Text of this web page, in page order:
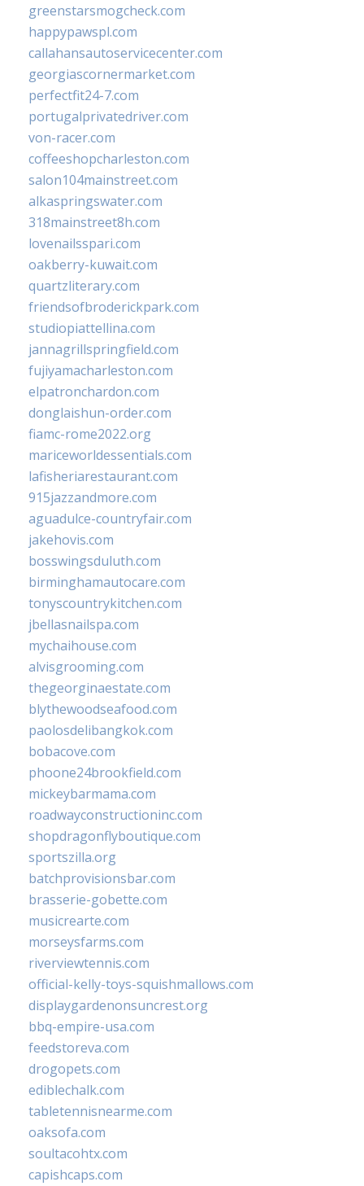
greenstarsmogcheck.com
happypawspl.com
callahansautoservicecenter.com
georgiascornermarket.com
perfectfit24-7.com
portugalprivatedriver.com
von-racer.com
coffeeshopcharleston.com
salon104mainstreet.com
alkaspringswater.com
318mainstreet8h.com
lovenailsspari.com
oakberry-kuwait.com
quartzliterary.com
friendsofbroderickpark.com
studiopiattellina.com
jannagrillspringfield.com
fujiyamacharleston.com
elpatronchardon.com
donglaishun-order.com
fiamc-rome2022.org
mariceworldessentials.com
lafisheriarestaurant.com
915jazzandmore.com
aguadulce-countryfair.com
jakehovis.com
bosswingsduluth.com
birminghamautocare.com
tonyscountrykitchen.com
jbellasnailspa.com
mychaihouse.com
alvisgrooming.com
thegeorginaestate.com
blythewoodseafood.com
paolosdelibangkok.com
bobacove.com
phoone24brookfield.com
mickeybarmama.com
roadwayconstructioninc.com
shopdragonflyboutique.com
sportszilla.org
batchprovisionsbar.com
brasserie-gobette.com
musicrearte.com
morseysfarms.com
riverviewtennis.com
official-kelly-toys-squishmallows.com
displaygardenonsuncrest.org
bbq-empire-usa.com
feedstoreva.com
drogopets.com
ediblechalk.com
tabletennisnearme.com
oaksofa.com
soultacohtx.com
capishcaps.com